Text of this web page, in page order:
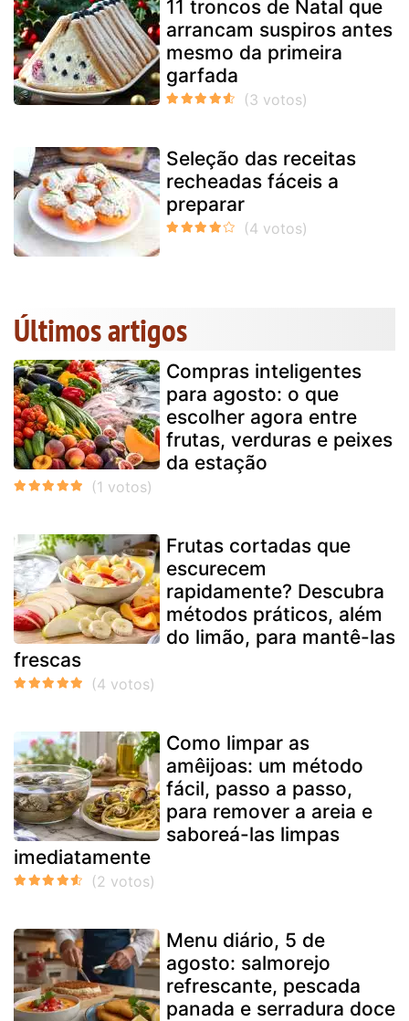
11 troncos de Natal que
arrancam suspiros antes
mesmo da primeira
garfada
Seleção das receitas
recheadas fáceis a
preparar
Últimos artigos
Compras inteligentes
para agosto: o que
escolher agora entre
frutas, verduras e peixes
da estação
Frutas cortadas que
escurecem
rapidamente? Descubra
métodos práticos, além
do limão, para mantê-las
frescas
Como limpar as
amêijoas: um método
fácil, passo a passo,
para remover a areia e
saboreá-las limpas
imediatamente
Menu diário, 5 de
agosto: salmorejo
refrescante, pescada
panada e serradura doce